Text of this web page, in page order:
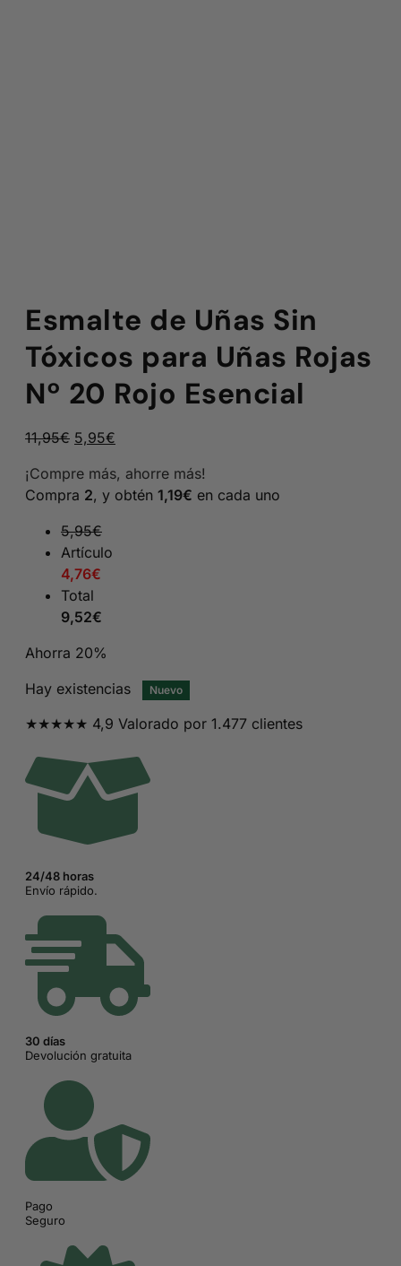
Esmalte de Uñas Sin
Tóxicos para Uñas Rojas
Nº 20 Rojo Esencial
11,95€ El
original
era:
11,95€.
5,95€
actual
es:
¡Compre más, ahorre más!
Compra 2, y obtén 1,19€ en cada uno
5,95€
Artículo
4,76€
Total
9,52€
Ahorra 20%
Hay existencias
Nuevo
★★★★★ 4,9 Valorado por 1.477 clientes
24/48 horas
Envío rápido.
30 días
Devolución gratuita
Pago
Seguro